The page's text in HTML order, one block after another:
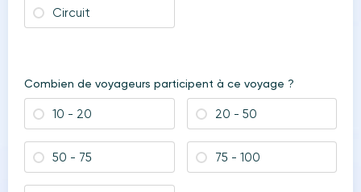
Circuit
Combien de voyageurs participent à ce voyage ?
10 - 20 20 - 50
50 - 75 75 - 100